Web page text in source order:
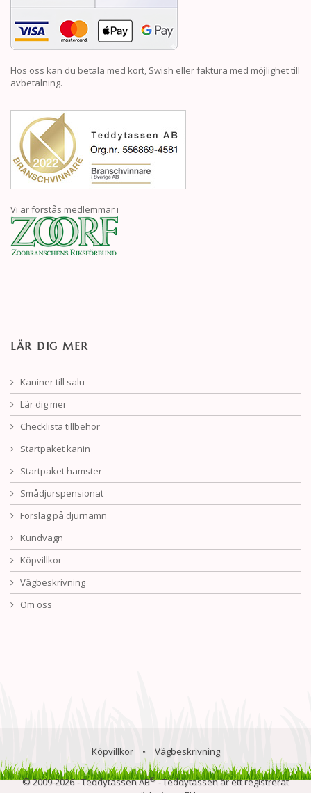
Hos oss kan du betala med kort, Swish eller faktura med möjlighet till
avbetalning.
Vi är förstås medlemmar i
LÄR DIG MER
Kaniner till salu
Lär dig mer
Checklista tillbehör
Startpaket kanin
Startpaket hamster
Smådjurspensionat
Förslag på djurnamn
Kundvagn
Köpvillkor
Vägbeskrivning
Om oss
Köpvillkor • Vägbeskrivning
© 2009-2026 - Teddytassen AB®- Teddytassen är ett registrerat